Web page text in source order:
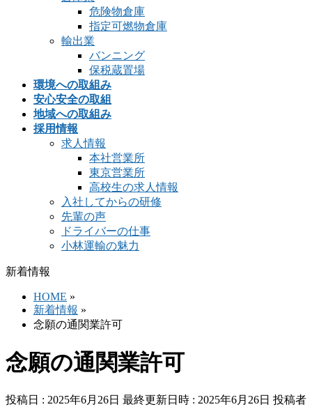
危険物倉庫
指定可燃物倉庫
輸出業
バンニング
保税蔵置場
環境への取組み
安心安全の取組
地域への取組み
採用情報
求人情報
本社営業所
東京営業所
高校生の求人情報
入社してからの研修
先輩の声
ドライバーの仕事
小林運輸の魅力
新着情報
HOME »
新着情報 »
念願の通関業許可
念願の通関業許可
投稿日 : 2025年6月26日 最終更新日時 : 2025年6月26日 投稿者